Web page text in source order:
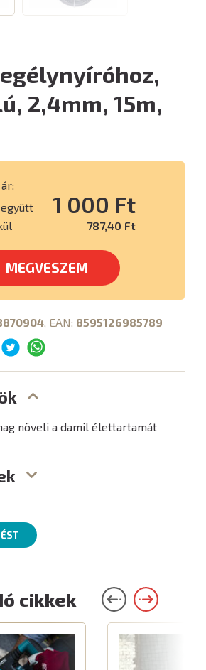
2,4mm, 15m,
1 000 Ft
787,40 Ft
MEGVESZEM
, EAN: 8595126985789
növeli a damil élettartamát
cikkek